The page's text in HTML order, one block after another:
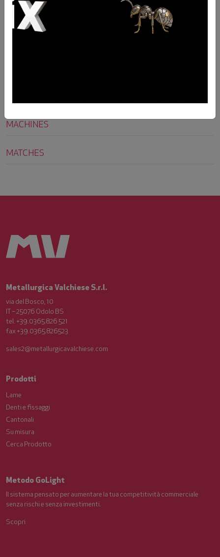
MACHINES
MATCHES
Metallurgica Valchiese S.r.l.
via del Bosco, 10
IT – 25076 Odolo BS
tel. +39.0365.826 521
fax +39.0365.826523
sales2@metallurgicavalchiese.com
Prodotti
Lame
Denti e fissaggi
Cantonali
Su misura
Cerca Prodotto
Metodo GoLight
Il sistema pensato per aumentare la tua competitività commerciale
senza rischi e senza investimenti.
Scopri